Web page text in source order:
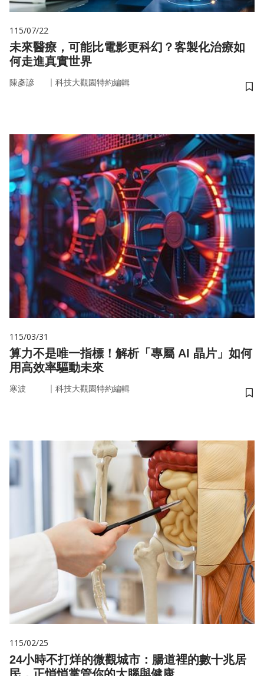
115/07/22
未來醫療，可能比電影更科幻？客製化治療如
何走進真實世界
陳彥諺 ｜ 科技大觀園特約編輯
儲
115/03/31
算力不是唯一指標！解析「專屬 AI 晶片」如何
用高效率驅動未來
寒波 ｜ 科技大觀園特約編輯
儲
115/02/25
24小時不打烊的微觀城市：腸道裡的數十兆居